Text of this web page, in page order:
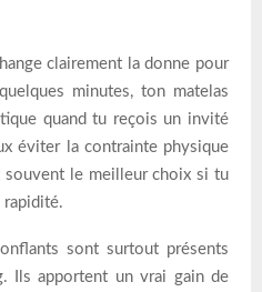
clairement la donne pour
minutes, ton matelas
quand tu reçois un invité
éviter la contrainte physique
souvent le meilleur choix si tu
sont surtout présents
Ils apportent un vrai gain de